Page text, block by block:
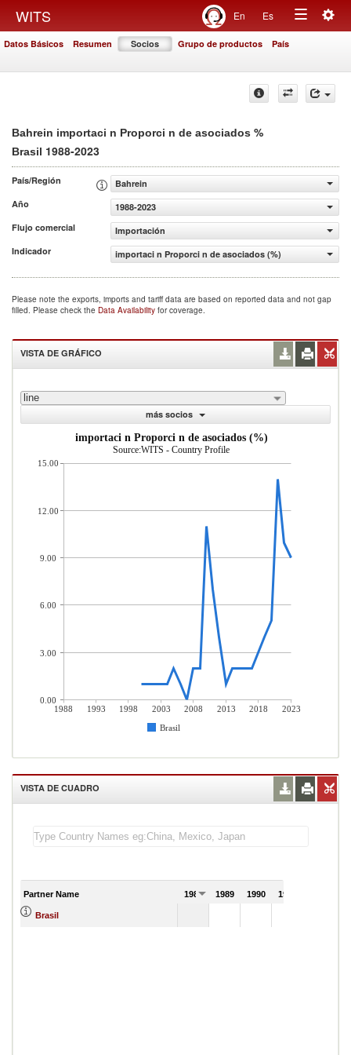
WITS En Es
Toggle
Datos Básicos Resumen Socios Grupo de productos País
Bahrein importaci n Proporci n de asociados %
Brasil 1988-2023
País/Región
Bahrein
Año
1988-2023
Flujo comercial
Importación
Indicador
importaci n Proporci n de asociados (%)
Please note the exports, imports and tariff data are based on reported data and not gap
filled. Please check the Data Availability for coverage.
VISTA DE GRÁFICO
line
más socios
importaci n Proporci n de asociados (%)
Source:WITS - Country Profile
1988 1993 1998 2003 2008 2013 2018
2023
Brasil
15.00
12.00
9.00
6.00
3.00
0.00
VISTA DE CUADRO
Partner Name 1988 1989 1990 1991
Brasil